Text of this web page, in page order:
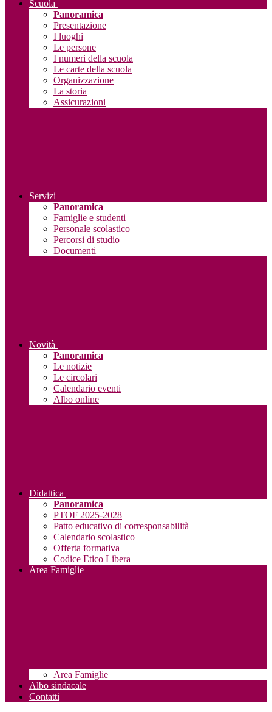
Scuola
Panoramica
Presentazione
I luoghi
Le persone
I numeri della scuola
Le carte della scuola
Organizzazione
La storia
Assicurazioni
Servizi
Panoramica
Famiglie e studenti
Personale scolastico
Percorsi di studio
Documenti
Novità
Panoramica
Le notizie
Le circolari
Calendario eventi
Albo online
Didattica
Panoramica
PTOF 2025-2028
Patto educativo di corresponsabilità
Calendario scolastico
Offerta formativa
Codice Etico Libera
Area Famiglie
Area Famiglie
Albo sindacale
Contatti